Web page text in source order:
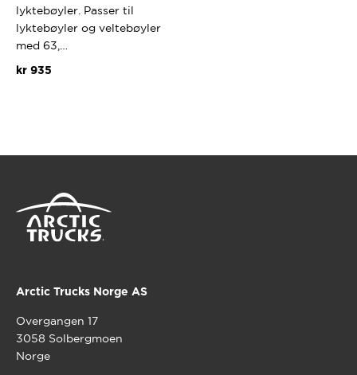
lyktebøyler. Passer til
lyktebøyler og veltebøyler
med 63,…
kr935
flere
Arctic Trucks Norge AS
Overgangen 17
3058 Solbergmoen
Norge